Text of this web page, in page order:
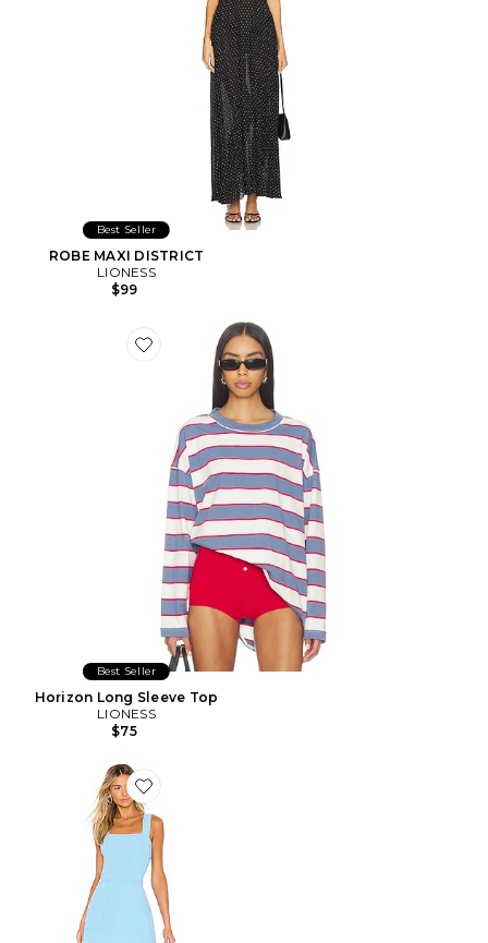
Best Seller
ROBE MAXI DISTRICT
LIONESS
$99
Favorite Horizon Long Sleeve Top
Best Seller
Horizon Long Sleeve Top
LIONESS
$75
Favorite ROBE COURTE ACE